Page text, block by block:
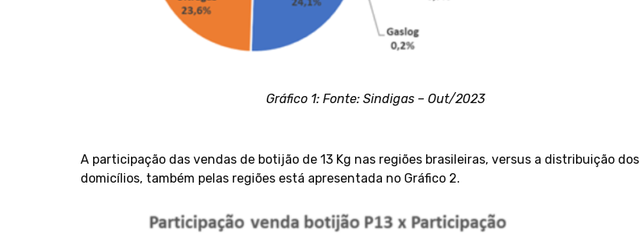
Gráfico 1: Fonte: Sindigas – Out/2023
A participação das vendas de botijão de 13 Kg nas regiões brasileiras, versus a distribuição dos
domicílios, também pelas regiões está apresentada no Gráfico 2.